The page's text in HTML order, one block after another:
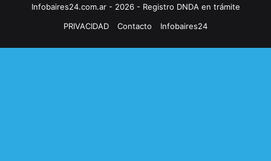
Infobaires24.com.ar - 2026 - Registro DNDA en trámite
PRIVACIDAD
Contacto Infobaires24